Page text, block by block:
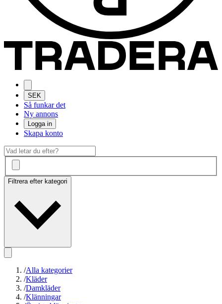
SEK
Så funkar det
Ny annons
Logga in
Skapa konto
Filtrera efter kategori
/Alla kategorier
/Kläder
/Damkläder
/Klänningar